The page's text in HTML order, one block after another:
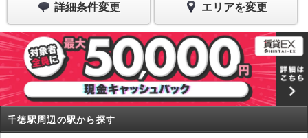
詳細条件変更 エリアを変更
千徳駅周辺の駅から探す